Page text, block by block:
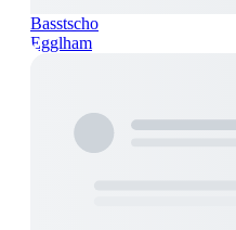
Basstscho
Egglham